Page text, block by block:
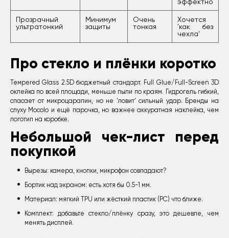
эффектно
Прозрачный
ультратонкий
Минимум
защиты
Очень
тонкая
Хочется
'как без
чехла'
Про стекло и плёнки коротко
Темpered Glass 2.5D бюджетный стандарт. Full Glue/Full-Screen 3D
оклейка по всей площади, меньше пыли по краям. Гидрогель гибкий,
спасает от микроцарапин, но не 'ловит' сильный удар. Бренды на
слуху Mocolo и ещё парочка, но важнее аккуратная наклейка, чем
логотип на коробке.
Небольшой чек-лист перед
покупкой
Вырезы: камера, кнопки, микрофон совпадают?
Бортик над экраном: есть хотя бы 0.5-1 мм.
Материал: мягкий TPU или жёсткий пластик (PC) что ближе.
Комплект: добавьте стекло/плёнку сразу, это дешевле, чем
менять дисплей.